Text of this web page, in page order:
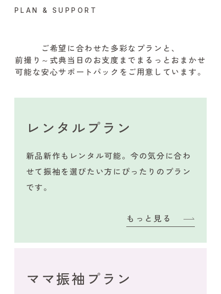
PLAN & SUPPORT
ご希望に合わせた多彩なプランと、
前撮り～式典当日のお支度までまるっとおまかせ
可能な安心サポートパックをご用意しています。
レンタルプラン
新品新作もレンタル可能。今の気分に合わ
せて振袖を選びたい方にぴったりのプラン
です。
もっと見る
ママ振袖プラン